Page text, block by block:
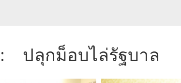
ปลุกม็อบไล่รัฐบาล